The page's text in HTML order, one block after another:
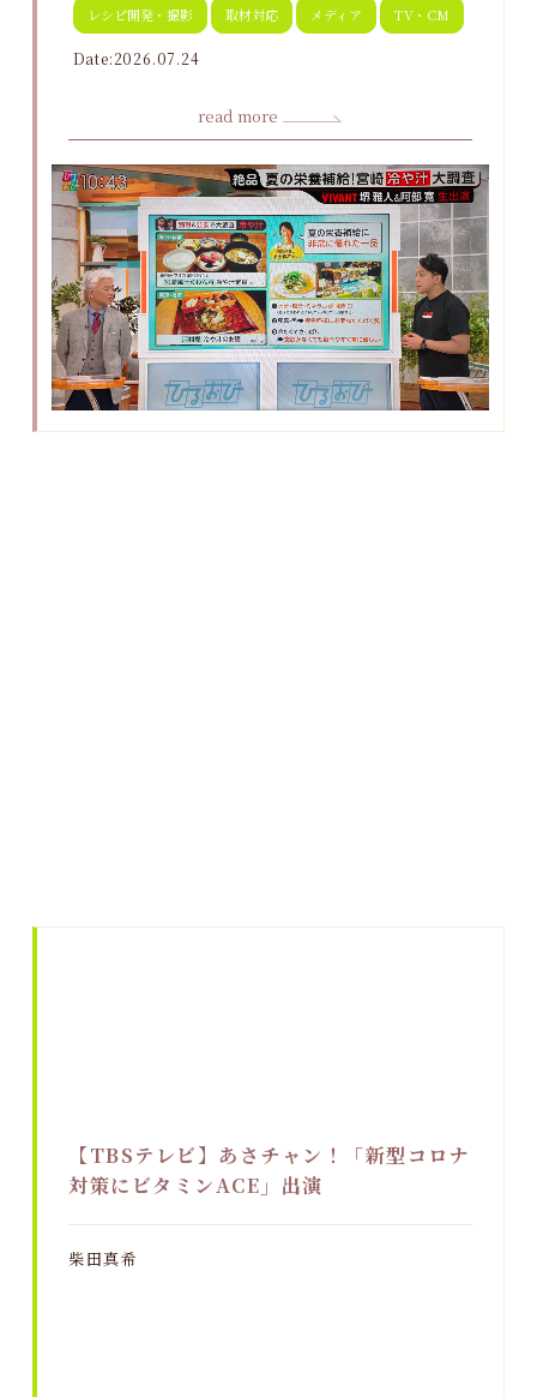
レシピ開発・撮影 取材対応 メディア TV・CM
Date:2026.07.24
read more
【TBSテレビ】あさチャン！「新型コロナ
対策にビタミンACE」出演
柴田真希